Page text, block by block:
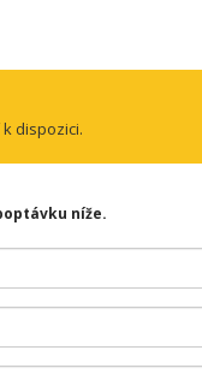
dispozici.
níže.